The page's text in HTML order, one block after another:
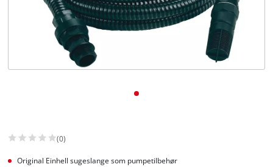
English
(0)
Original Einhell sugeslange som pumpetilbehør